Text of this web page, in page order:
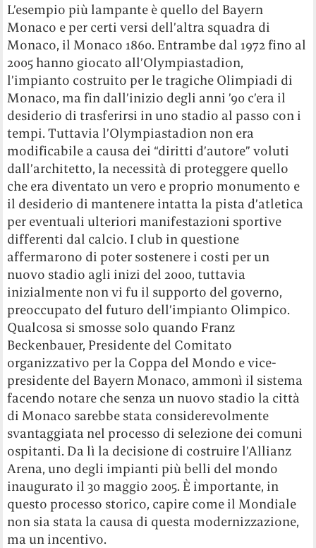
L’esempio più lampante è quello del Bayern
Monaco e per certi versi dell’altra squadra di
Monaco, il Monaco 1860. Entrambe dal 1972 fino al
2005 hanno giocato all’Olympiastadion,
l’impianto costruito per le tragiche Olimpiadi di
Monaco, ma fin dall’inizio degli anni ’90 c’era il
desiderio di trasferirsi in uno stadio al passo con i
tempi. Tuttavia l’Olympiastadion non era
modificabile a causa dei “diritti d’autore” voluti
dall’architetto, la necessità di proteggere quello
che era diventato un vero e proprio monumento e
il desiderio di mantenere intatta la pista d’atletica
per eventuali ulteriori manifestazioni sportive
differenti dal calcio. I club in questione
affermarono di poter sostenere i costi per un
nuovo stadio agli inizi del 2000, tuttavia
inizialmente non vi fu il supporto del governo,
preoccupato del futuro dell’impianto Olimpico.
Qualcosa si smosse solo quando Franz
Beckenbauer, Presidente del Comitato
organizzativo per la Coppa del Mondo e vice-
presidente del Bayern Monaco, ammonì il sistema
facendo notare che senza un nuovo stadio la città
di Monaco sarebbe stata considerevolmente
svantaggiata nel processo di selezione dei comuni
ospitanti. Da lì la decisione di costruire l’Allianz
Arena, uno degli impianti più belli del mondo
inaugurato il 30 maggio 2005. È importante, in
questo processo storico, capire come il Mondiale
non sia stata la causa di questa modernizzazione,
ma un incentivo.